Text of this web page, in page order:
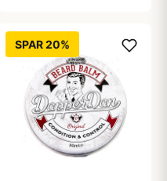
SPAR 20%